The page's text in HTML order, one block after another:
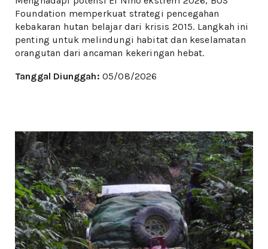
Foundation memperkuat strategi pencegahan
kebakaran hutan belajar dari krisis 2015. Langkah ini
penting untuk melindungi habitat dan keselamatan
orangutan dari ancaman kekeringan hebat.
Tanggal Diunggah: 05/08/2026